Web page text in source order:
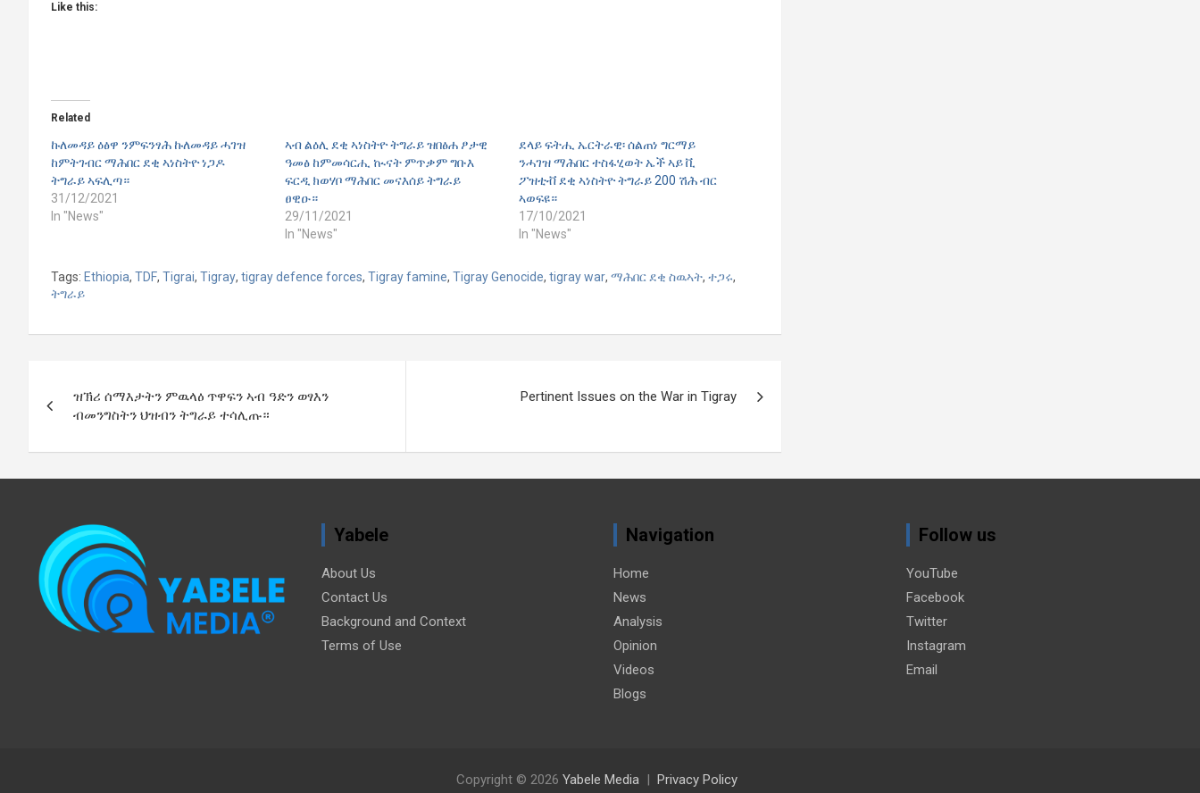
Like this:
Related
ኩለመዳይ ዕፅዋ ንምፍንፃሕ ኩለመዳይ ሓገዝ
ከምትገብር ማሕበር ደቂ ኣነስትዮ ነጋዶ
ትግራይ ኣፍሊጣ።
31/12/2021
In "News"
ኣብ ልዕሊ ደቂ ኣነስትዮ ትግራይ ዝበፅሐ ፆታዊ
ዓመፅ ከምመሳርሒ ኲናት ምጥቃም ግቡእ
ፍርዲ ክወሃቦ ማሕበር መናእሰይ ትግራይ
ፀዊዑ።
29/11/2021
In "News"
ደላይ ፍትሒ ኤርትራዊ፡ ሰልጠነ ግርማይ
ንሓገዝ ማሕበር ተስፋሂወት ኤች ኣይ ቪ
ፖዝቲቭ ደቂ ኣነስትዮ ትግራይ 200 ሽሕ ብር
ኣወፍዩ።
17/10/2021
In "News"
Tags: Ethiopia, TDF, Tigrai, Tigray, tigray defence forces, Tigray famine, Tigray Genocide, tigray war, ማሕበር ደቂ ስዉኣት, ተጋሩ,
ትግራይ
navigation
ዝኽሪ ሰማእታትን ምዉላዕ ጥዋፍን ኣብ ዓድን ወፃእን
ብመንግስትን ህዝብን ትግራይ ተሳሊጡ።
Pertinent Issues on the War in Tigray
Yabele
About Us
Contact Us
Background and Context
Terms of Use
Navigation
Home
News
Analysis
Opinion
Videos
Blogs
Follow us
YouTube
Facebook
Twitter
Instagram
Email
Copyright © 2026 Yabele Media Privacy Policy